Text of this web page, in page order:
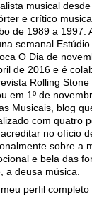
musical
e crítico
de 1989 a 1997.
semanal Estúdio
O Dia de
de 2016 e é
Rolling Stone
em 1º de
Musicais, blog
com quatro
no ofício
sobre a
e bela das
a deusa música.
perfil completo